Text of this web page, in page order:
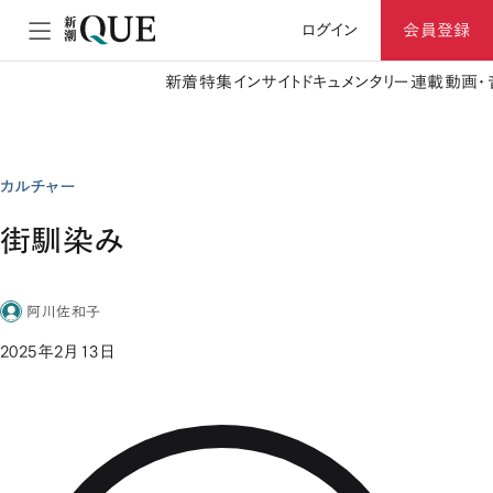
ログイン 会員登録
新着特集 インサイト ドキュメンタリー 連載動画
カルチャー
街馴染み
阿川佐和子
2025年2月13日